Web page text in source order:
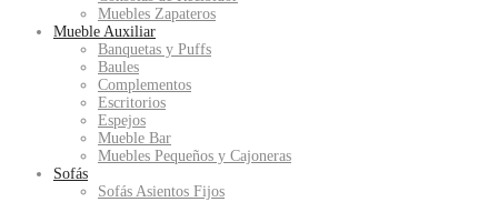
Muebles Zapateros
Mueble Auxiliar
Banquetas y Puffs
Baules
Complementos
Escritorios
Espejos
Mueble Bar
Muebles Pequeños y Cajoneras
Sofás
Sofás Asientos Fijos